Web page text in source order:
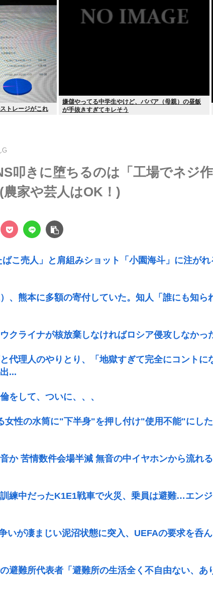
トレージがこれ
嫌儲やってる中学生やけど、ババア（母親）の昼飯
が手抜きすぎてキレそう
G
叩きに堕ちるのは「工場でネジ
農家や芸人はOK！)
ばこ売人」と肩組みショット「小園海斗」に注が
、熊本に多額の寄付していた。知人「誰にも知ら
クライナが核放棄しなければロシア侵攻しなかっ
代理人のやりとり、「地獄すぎて完全にコント
...
をして、ついに、、、
女性の水筒に"下半身"を押し付け"使用不能"にし
音か 苦情数件会場半減 無音の中イヤホンから流れ
練中だったK1E1戦車で火災、乗員は避難…エン
いが凄まじい泥沼状態に突入、UEFAの要求を呑
避難所代表者「避難所の生活全く不自由ない、あ